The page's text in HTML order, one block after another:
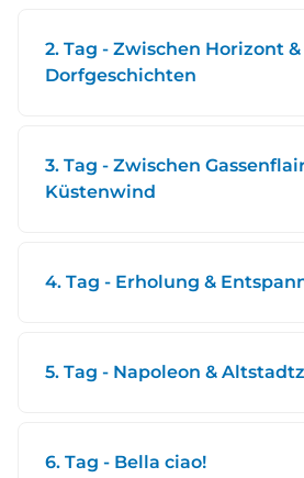
2. Tag - Zwischen Horizont &
Dorfgeschichten
3. Tag - Zwischen
Küstenwind
4. Tag - Erholung &
5. Tag - Napoleon &
6. Tag - Bella ciao!